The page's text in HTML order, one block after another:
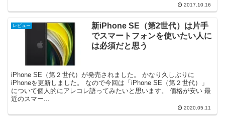
2017.10.16
レビュー
新iPhone SE（第2世代）は片手
でスマートフォンを使いたい人に
は必須だと思う
iPhone SE（第２世代）が発売されました。 かなり久しぶりに
iPhoneを更新しました。 なので今回は「iPhone SE（第２世代）」
について個人的にアレコレ語ってみたいと思います。 価格が安い 最
近のスマー...
2020.05.11